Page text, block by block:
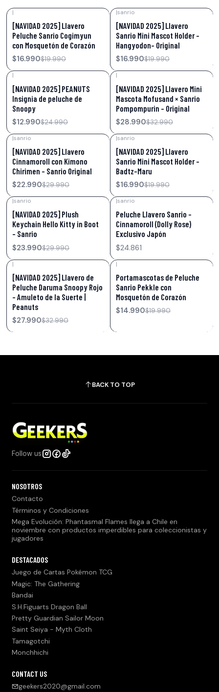
|
[NAVIDAD 2025] Llavero
Peluche Sanrio Cogimyun
con Mosquetón de Corazón
$16.990$19.990
|sanrio
[NAVIDAD 2025] Llavero
Sanrio Mini Mascot Holder –
Hangyodon- Original
$16.990$19.990
|
[NAVIDAD 2025] PEANUTS
Insignia de peluche de
Snoopy
$12.990$24.990
|
[NAVIDAD 2025] Llavero Mini
Mascota Mofusand × Sanrio
Pompompurin – Original
$28.990$32.990
|sanrio
[NAVIDAD 2025] Llavero
Cinnamoroll con Kimono
Chirimen – Sanrio Original
$22.990$29.990
|sanrio
[NAVIDAD 2025] Llavero
Sanrio Mini Mascot Holder –
Badtz-Maru
$16.990$19.990
|sanrio
[NAVIDAD 2025] Plush
Keychain Hello Kitty in Boot
– Sanrio
$23.990$29.990
|sanrio
Peluche Llavero Sanrio –
Cinnamoroll (Dolly Rose)
Exclusivo Japón
$24.861
|
[NAVIDAD 2025] Llavero de
Peluche Daruma Snoopy Rojo
– Amuleto de la Suerte |
Peanuts
$27.990$32.990
|
Portamascotas de Peluche
Sanrio Pekkle con
Mosquetón de Corazón
$14.990$19.990
BACK TO TOP
Follow us
NOSOTROS
Contacto
Términos y Condiciones
Mega Evolución: Phantasmal Flames llega a Chile en
noviembre con productos imperdibles para coleccionistas y
jugadores
DESTACADOS
Juego de Cartas Pokémon TCG
Magic: The Gathering
Bandai
S.H.Figuarts Dragon Ball
Pretty Guardian Sailor Moon
Saint Seiya - Myth Cloth
Tamagotchi
Monchhichi
CONTACT US
geekers2020@gmail.com